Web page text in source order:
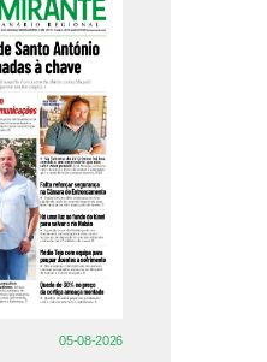
05-08-2026